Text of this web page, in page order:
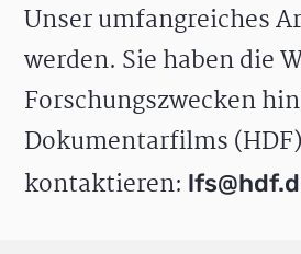
Unser umfangreiches
werden. Sie haben die
Forschungszwecken
Dokumentarfilms
kontaktieren: